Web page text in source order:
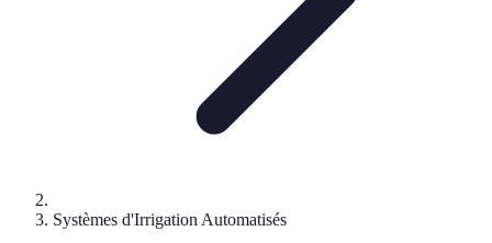
Systèmes d'Irrigation Automatisés